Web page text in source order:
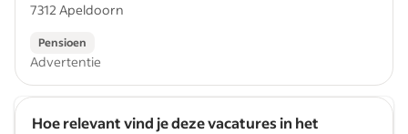
7312 Apeldoorn
Pensioen
Advertentie
Hoe relevant vind je deze vacatures in het